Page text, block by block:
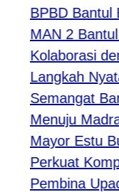
BPBD Bantul
MAN 2 Bantul
Kolaborasi
Langkah Nyata
Semangat Baru
Menuju
Mayor Estu
Perkuat
Pembina